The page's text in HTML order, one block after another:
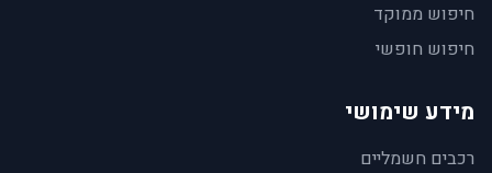
חיפוש ממוקד
חיפוש חופשי
מידע שימושי
רכבים חשמליים